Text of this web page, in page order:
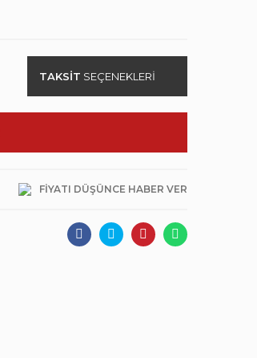
TAKSİT SEÇENEKLERİ
FIYATI DÜŞÜNCE HABER VER